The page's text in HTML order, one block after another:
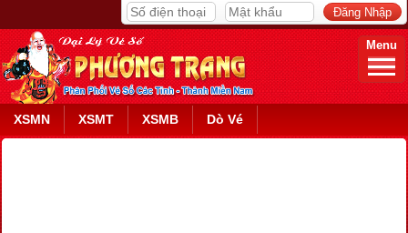
Menu
XSMN XSMT XSMB Dò Vé